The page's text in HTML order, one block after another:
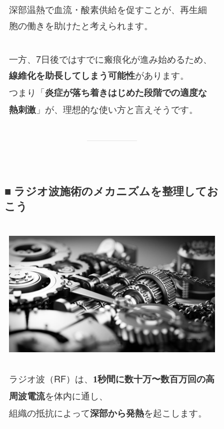
深部温熱で血流・酸素供給を促すことが、再生細
胞の働きを助けたと考えられます。
一方、7日後ではすでに瘢痕化が進み始めるため、
線維化を助長してしまう可能性があります。
つまり「炎症が落ち着きはじめた段階での適度な
熱刺激」が、理想的な使い方と言えそうです。
■ ラジオ波施術のメカニズムを整理してお
こう
ラジオ波（RF）は、
1秒間に数十万〜数百万回の高
周波電流を体内に通し、
組織の抵抗によって深部から発熱を起こします。